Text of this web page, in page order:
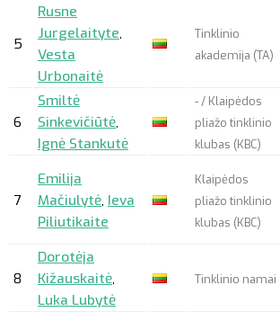
5
Rusne
Jurgelaityte,
Vesta
Urbonaitė
Tinklinio
akademija (TA)
6
Smiltė
Sinkevičiūtė,
Ignė Stankutė
- / Klaipėdos
pliažo tinklinio
klubas (KBC)
7
Emilija
Mačiulytė, Ieva
Piliutikaite
Klaipėdos
pliažo tinklinio
klubas (KBC)
8
Dorotėja
Kižauskaitė,
Luka Lubytė
Tinklinio namai